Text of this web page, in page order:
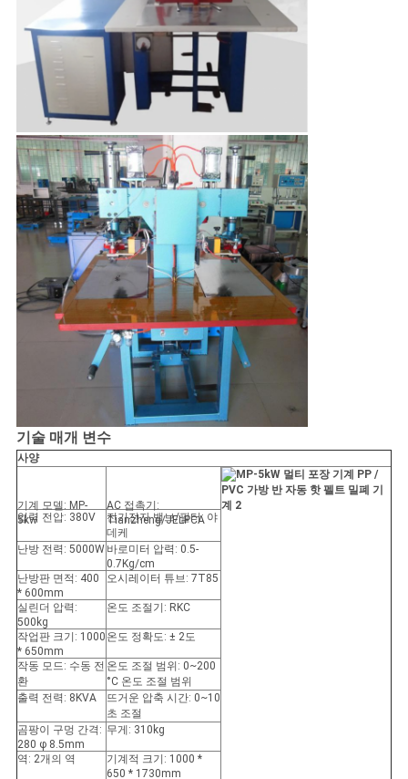
기술 매개 변수
사양
기계 모델: MP-
5kw
AC 접촉기:
Tianzheng/JELPCA
입력 전압: 380V
전기전자 밸브/필터: 야
데케
난방 전력: 5000W 바로미터 압력: 0.5-
0.7Kg/cm
난방판 면적: 400
* 600mm
오시레이터 튜브: 7T85
실린더 압력:
500kg
온도 조절기: RKC
작업판 크기: 1000
* 650mm
온도 정확도: ± 2도
작동 모드: 수동 전
환
온도 조절 범위: 0~200
°C 온도 조절 범위
출력 전력: 8KVA
뜨거운 압축 시간: 0~10
초 조절
곰팡이 구멍 간격:
280 φ 8.5mm
무게: 310kg
역: 2개의 역
기계적 크기: 1000 *
650 * 1730mm